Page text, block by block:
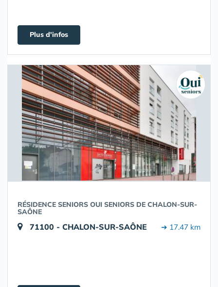
Plus d'infos
RÉSIDENCE SENIORS OUI SENIORS DE CHALON-SUR-
SAÔNE
71100 - CHALON-SUR-SAÔNE ➔ 17.47 km